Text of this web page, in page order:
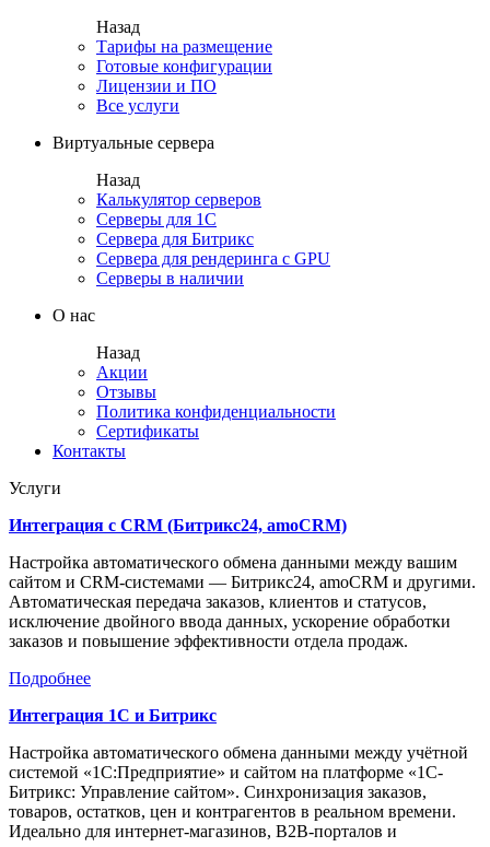
Назад
Тарифы на размещение
Готовые конфигурации
Лицензии и ПО
Все услуги
Виртуальные сервера
Назад
Калькулятор серверов
Серверы для 1С
Сервера для Битрикс
Сервера для рендеринга с GPU
Серверы в наличии
О нас
Назад
Акции
Отзывы
Политика конфиденциальности
Сертификаты
Контакты
Услуги
Интеграция с CRM (Битрикс24, amoCRM)
Настройка автоматического обмена данными между вашим
сайтом и CRM-системами — Битрикс24, amoCRM и другими.
Автоматическая передача заказов, клиентов и статусов,
исключение двойного ввода данных, ускорение обработки
заказов и повышение эффективности отдела продаж.
Подробнее
Интеграция 1С и Битрикс
Настройка автоматического обмена данными между учётной
системой «1С:Предприятие» и сайтом на платформе «1С-
Битрикс: Управление сайтом». Синхронизация заказов,
товаров, остатков, цен и контрагентов в реальном времени.
Идеально для интернет-магазинов, B2B-порталов и